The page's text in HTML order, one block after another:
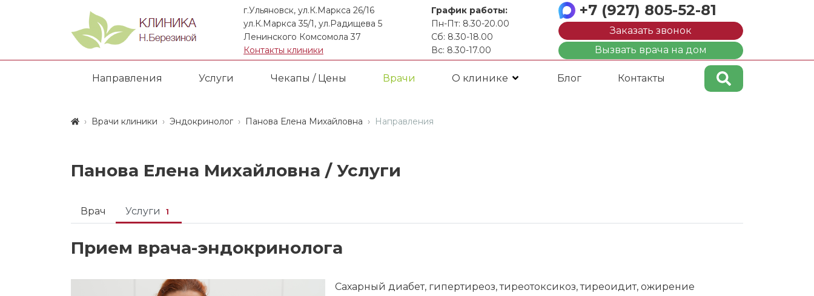
г.Ульяновск, ул.К.Маркса 26/16
ул.К.Маркса 35/1, ул.Радищева 5
Ленинского Комсомола 37
Контакты клиники
График работы:
Пн-Пт: 8.30-20.00
Сб: 8.30-18.00
Вс: 8.30-17.00
+7 (927) 805-52-81
Заказать звонок
Вызвать врача на дом
Направления Услуги Чекапы / Цены Врачи О клинике Блог Контакты
Врачи клиники Эндокринолог Панова Елена Михайловна Направления
Панова Елена Михайловна / Услуги
Врач Услуги 1
Прием врача-эндокринолога
Сахарный диабет, гипертиреоз, тиреотоксикоз, тиреоидит, ожирение